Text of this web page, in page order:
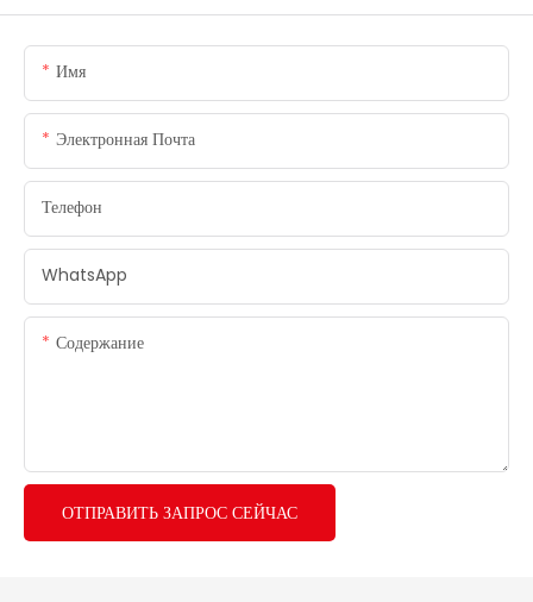
Имя
Электронная Почта
Телефон
WhatsApp
Содержание
ОТПРАВИТЬ ЗАПРОС СЕЙЧАС